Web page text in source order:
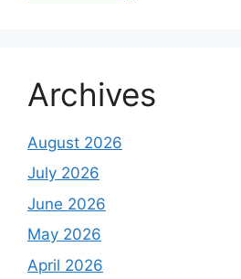
Archives
August 2026
July 2026
June 2026
May 2026
April 2026